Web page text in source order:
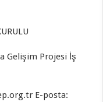
Gelişim Projesi İş
E-posta: